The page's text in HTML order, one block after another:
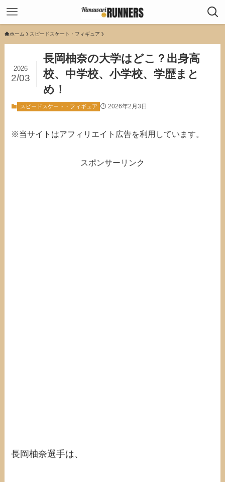
ホーム スピードスケート・フィギュア
長岡柚奈の大学はどこ？出身高
校、中学校、小学校、学歴まと
め！
2026
2/03
スピードスケート・フィギュア 2026年2月3日
※当サイトはアフィリエイト広告を利用しています。
スポンサーリンク
長岡柚奈選手は、